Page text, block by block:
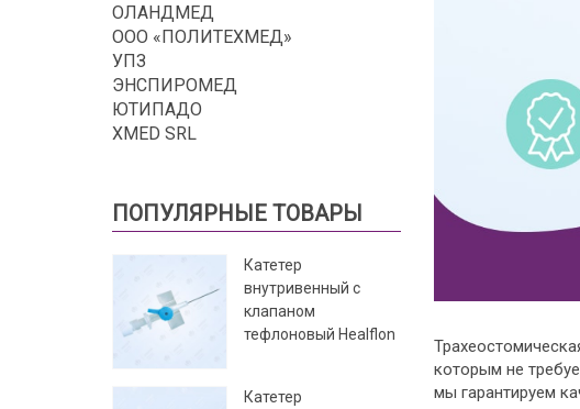
которым не
мы гарантируем
ОЛАНДМЕД
ООО «ПОЛИТЕХМЕД»
УПЗ
ЭНСПИРОМЕД
ЮТИПАДО
XMED SRL
ПОПУЛЯРНЫЕ ТОВАРЫ
Катетер
внутривенный с
клапаном
тефлоновый Healflon
Катетер